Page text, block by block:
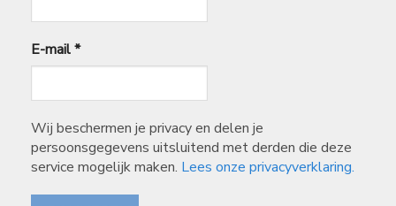
E-mail*
Wij beschermen je privacy en delen je
persoonsgegevens uitsluitend met derden die deze
service mogelijk maken. Lees onze privacyverklaring.